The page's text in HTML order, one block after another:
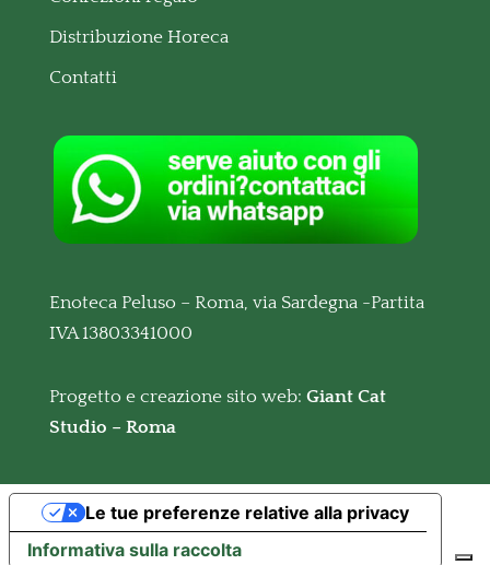
Distribuzione Horeca
Contatti
Enoteca Peluso – Roma, via Sardegna -Partita
IVA 13803341000
Progetto e creazione sito web: Giant Cat
Studio – Roma
Informativa sulla raccolta
Le tue preferenze relative alla privacy